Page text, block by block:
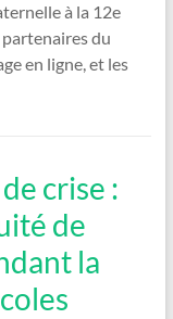
à la 12e
du
en ligne, et les
crise :
de
la